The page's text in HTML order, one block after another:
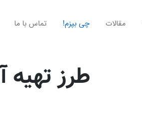
مقالات چی بپزم! تماس با ما
طرز